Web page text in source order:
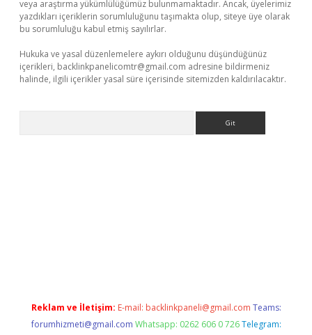
veya araştırma yükümlülüğümüz bulunmamaktadır. Ancak, üyelerimiz
yazdıkları içeriklerin sorumluluğunu taşımakta olup, siteye üye olarak
bu sorumluluğu kabul etmiş sayılırlar.
Hukuka ve yasal düzenlemelere aykırı olduğunu düşündüğünüz
içerikleri, backlinkpanelicomtr@gmail.com adresine bildirmeniz
halinde, ilgili içerikler yasal süre içerisinde sitemizden kaldırılacaktır.
Reklam ve İletişim: E-mail: backlinkpaneli@gmail.com Teams:
forumhizmeti@gmail.com Whatsapp: 0262 606 0 726 Telegram: